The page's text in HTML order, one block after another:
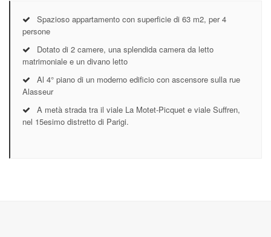
Spazioso appartamento con superficie di 63 m2, per 4
persone
Dotato di 2 camere, una splendida camera da letto
matrimoniale e un divano letto
Al 4° piano di un moderno edificio con ascensore sulla rue
Alasseur
A metà strada tra il viale La Motet-Picquet e viale Suffren,
nel 15esimo distretto di Parigi.